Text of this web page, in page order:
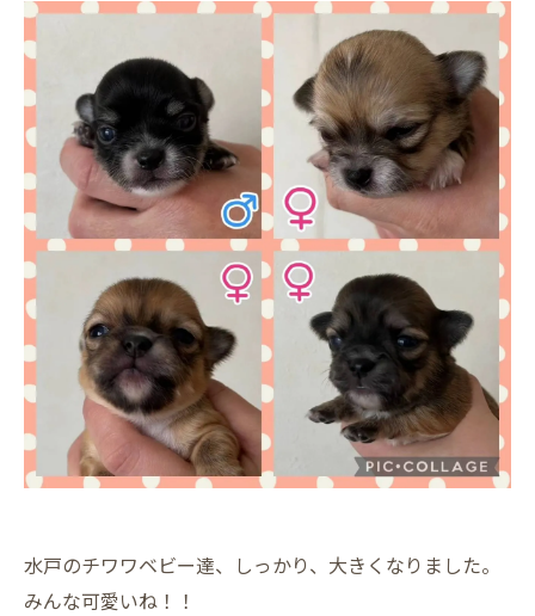
水戸のチワワベビー達、しっかり、大きくなりました。
みんな可愛いね！！